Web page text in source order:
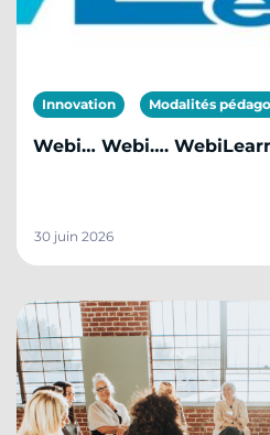
Innovation Modalités
Webi… Webi….
30 juin 2026